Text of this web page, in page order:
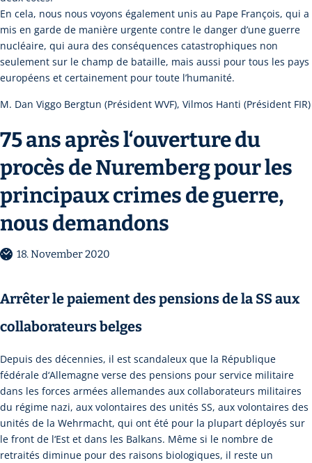
En cela, nous nous voyons également unis au Pape François, qui a
mis en garde de manière urgente contre le danger d’une guerre
nucléaire, qui aura des conséquences catastrophiques non
seulement sur le champ de bataille, mais aussi pour tous les pays
européens et certainement pour toute l’humanité.
M. Dan Viggo Bergtun (Président WVF), Vilmos Hanti (Président FIR)
75 ans après l‘ouverture du
procès de Nuremberg pour les
principaux crimes de guerre,
nous demandons
18. November 2020
Arrêter le paiement des pensions de la SS aux
collaborateurs belges
Depuis des décennies, il est scandaleux que la République
fédérale d‘Allemagne verse des pensions pour service militaire
dans les forces armées allemandes aux collaborateurs militaires
du régime nazi, aux volontaires des unités SS, aux volontaires des
unités de la Wehrmacht, qui ont été pour la plupart déployés sur
le front de l‘Est et dans les Balkans. Même si le nombre de
retraités diminue pour des raisons biologiques, il reste un